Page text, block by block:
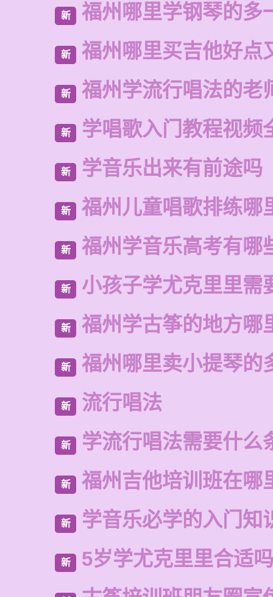
新 福州哪里学钢琴的多
新 福州哪里买吉他好点
新 福州学流行唱法的老
新 学唱歌入门教程视频
新 学音乐出来有前途吗
新 福州儿童唱歌排练哪
新 福州学音乐高考有哪
新 小孩子学尤克里里需
新 福州学古筝的地方哪
新 福州哪里卖小提琴的
新 流行唱法
新 学流行唱法需要什么
新 福州吉他培训班在哪
新 学音乐必学的入门知
新 5岁学尤克里里合适